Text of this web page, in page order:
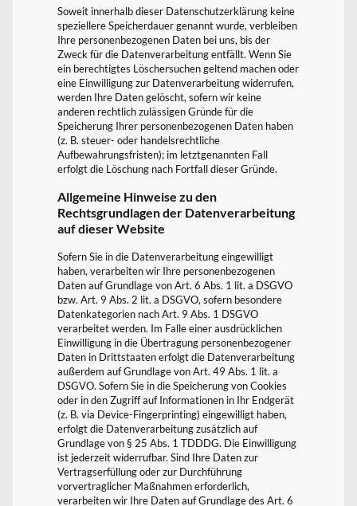
Soweit innerhalb dieser Datenschutzerklärung keine
speziellere Speicherdauer genannt wurde, verbleiben
Ihre personenbezogenen Daten bei uns, bis der
Zweck für die Datenverarbeitung entfällt. Wenn Sie
ein berechtigtes Löschersuchen geltend machen oder
eine Einwilligung zur Datenverarbeitung widerrufen,
werden Ihre Daten gelöscht, sofern wir keine
anderen rechtlich zulässigen Gründe für die
Speicherung Ihrer personenbezogenen Daten haben
(z. B. steuer- oder handelsrechtliche
Aufbewahrungsfristen); im letztgenannten Fall
erfolgt die Löschung nach Fortfall dieser Gründe.
Allgemeine Hinweise zu den
Rechtsgrundlagen der Datenverarbeitung
auf dieser Website
Sofern Sie in die Datenverarbeitung eingewilligt
haben, verarbeiten wir Ihre personenbezogenen
Daten auf Grundlage von Art. 6 Abs. 1 lit. a DSGVO
bzw. Art. 9 Abs. 2 lit. a DSGVO, sofern besondere
Datenkategorien nach Art. 9 Abs. 1 DSGVO
verarbeitet werden. Im Falle einer ausdrücklichen
Einwilligung in die Übertragung personenbezogener
Daten in Drittstaaten erfolgt die Datenverarbeitung
außerdem auf Grundlage von Art. 49 Abs. 1 lit. a
DSGVO. Sofern Sie in die Speicherung von Cookies
oder in den Zugriff auf Informationen in Ihr Endgerät
(z. B. via Device-Fingerprinting) eingewilligt haben,
erfolgt die Datenverarbeitung zusätzlich auf
Grundlage von § 25 Abs. 1 TDDDG. Die Einwilligung
ist jederzeit widerrufbar. Sind Ihre Daten zur
Vertragserfüllung oder zur Durchführung
vorvertraglicher Maßnahmen erforderlich,
verarbeiten wir Ihre Daten auf Grundlage des Art. 6